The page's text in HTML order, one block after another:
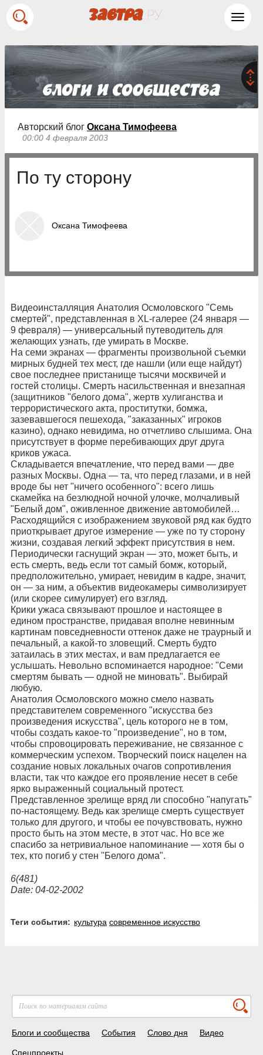
Авторский блог Оксана Тимофеева
00:00 4 февраля 2003
По ту сторону
Оксана Тимофеева
Видеоинсталляция Анатолия Осмоловского "Семь
смертей", представленная в ХL-галерее (24 января —
9 февраля) — универсальный путеводитель для
желающих узнать, где умирать в Москве.
На семи экранах — фрагменты произвольной съемки
мирных будней тех мест, где нашли (или еще найдут)
свое последнее пристанище тысячи москвичей и
гостей столицы. Смерть насильственная и внезапная
(защитников "белого дома", жертв хулиганства и
террористического акта, проститутки, бомжа,
зазевавшегося пешехода, "заказанных" игроков
казино), однако невидима, но отчетливо слышима. Она
присутствует в форме перебивающих друг друга
криков ужаса.
Складывается впечатление, что перед вами — две
разных Москвы. Одна — та, что перед глазами, и в ней
вроде бы нет "ничего особенного": всего лишь
скамейка на безлюдной ночной улочке, молчаливый
"Белый дом", оживленное движение автомобилей…
Расходящийся с изображением звуковой ряд как будто
приоткрывает другое измерение — уже по ту сторону
жизни, создавая легкий эффект присутствия в нем.
Периодически гаснущий экран — это, может быть, и
есть смерть, ведь если тот самый бомж, который,
предположительно, умирает, невидим в кадре, значит,
он — за ним, а объектив видеокамеры символизирует
(или скорее симулирует) его взгляд.
Крики ужаса связывают прошлое и настоящее в
едином пространстве, придавая вполне невинным
картинам повседневности оттенок даже не траурный и
печальный, а какой-то зловещий. Смерть будто
затаилась в этих местах, и вам предлагается ее
услышать. Невольно вспоминается народное: "Семи
смертям бывать — одной не миновать". Выбирай
любую.
Анатолия Осмоловского можно смело назвать
представителем современного "искусства без
произведения искусства", цель которого не в том,
чтобы создать какое-то "произведение", но в том,
чтобы спровоцировать переживание, не связанное с
коммерческим успехом. Творческий поиск нацелен на
создание новых локальных очагов сопротивления
власти, так что каждое его проявление несет в себе
ярко выраженный социальный протест.
Представленное зрелище вряд ли способно "напугать"
по-настоящему. Ведь как зрелище смерть существует
только для другого, и чтобы ее почувствовать, нужно
просто быть на этом месте, в этот час. Но все же
спасибо за нетривиальное напоминание — хотя бы о
тех, кто погиб у стен "Белого дома".
6(481)
Date: 04-02-2002
Теги события: культура современное искусство
Блоги и сообщества События Слово дня Видео
Спецпроекты